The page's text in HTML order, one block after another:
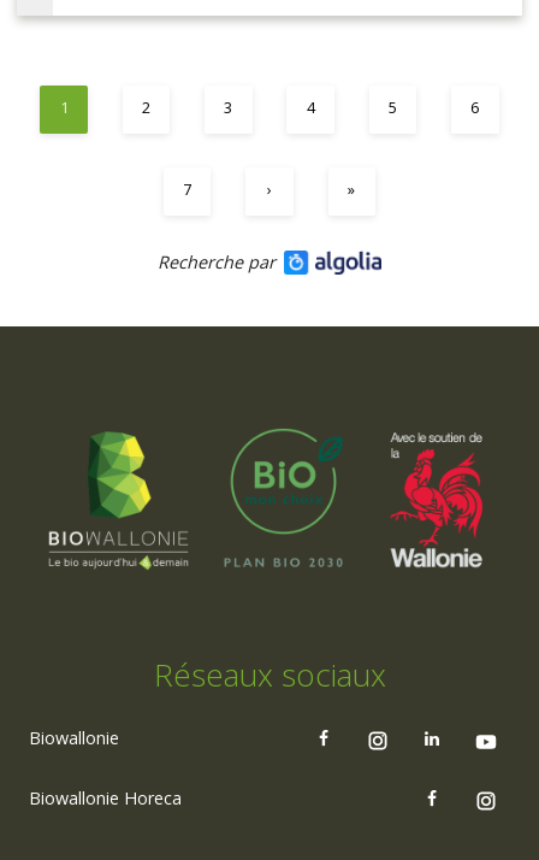
1 2 3 4 5 6
7 › »
Recherche par
Réseaux sociaux
Biowallonie
Biowallonie Horeca